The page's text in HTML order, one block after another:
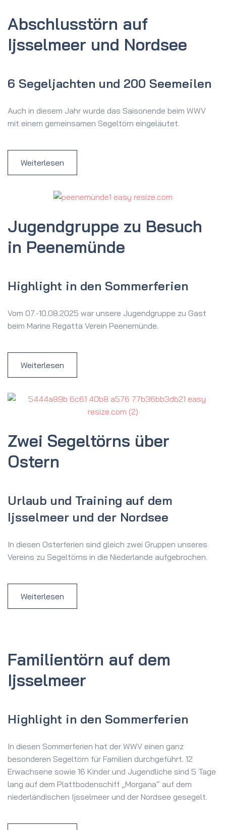
Abschlusstörn auf
Ijsselmeer und Nordsee
6 Segeljachten und 200 Seemeilen
Auch in diesem Jahr wurde das Saisonende beim WWV
mit einem gemeinsamen Segeltörn eingeläutet.
Weiterlesen
Jugendgruppe zu Besuch
in Peenemünde
Highlight in den Sommerferien
Vom 07.-10.08.2025 war unsere Jugendgruppe zu Gast
beim Marine Regatta Verein Peenemünde.
Weiterlesen
Zwei Segeltörns über
Ostern
Urlaub und Training auf dem
Ijsselmeer und der Nordsee
In diesen Osterferien sind gleich zwei Gruppen unseres
Vereins zu Segeltörns in die Niederlande aufgebrochen.
Weiterlesen
Familientörn auf dem
Ijsselmeer
Highlight in den Sommerferien
In diesen Sommerferien hat der WWV einen ganz
besonderen Segeltörn für Familien durchgeführt. 12
Erwachsene sowie 16 Kinder und Jugendliche sind 5 Tage
lang auf dem Plattbodenschiff „Morgana“ auf dem
niederländischen Ijsselmeer und der Nordsee gesegelt.